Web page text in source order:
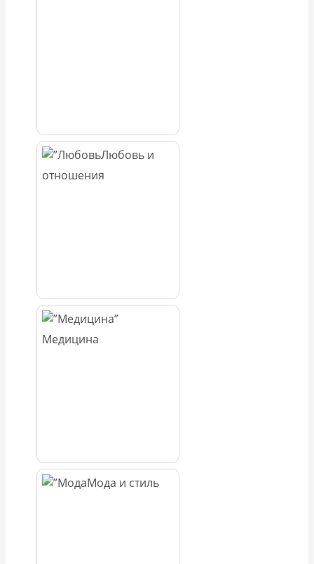
Любовь и
отношения
Медицина
Мода и стиль